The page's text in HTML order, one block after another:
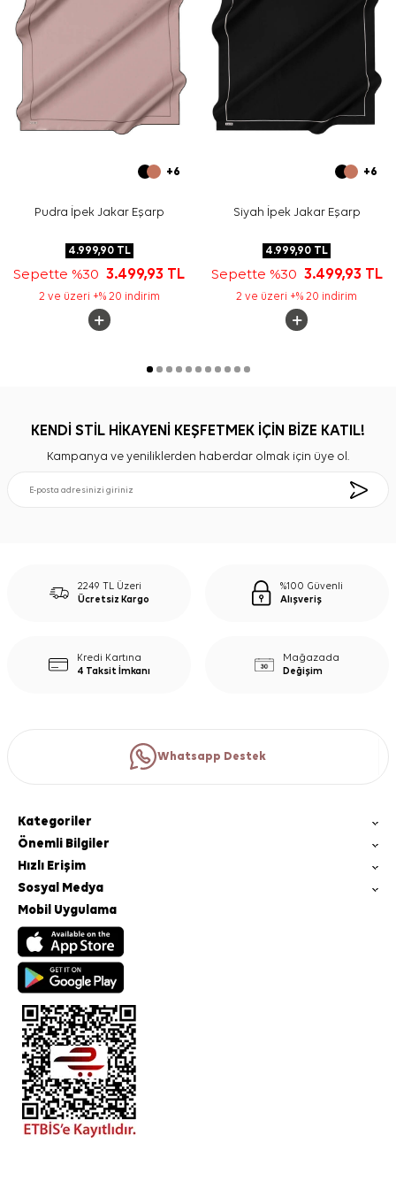
elde yıkamasında
Aker İpek Eşarp Şampuanı
kumaşa uygun nazik bakım yapabilirsiniz.
Sıkça Sorulan Sorular
Bej İpek Kare Çizgili Eşarp hangi ölçüdedir?
Bu eşarp hangi kumaştan üretilmiştir?
Deseni nasıl görünür?
İpek eşarp nasıl yıkanmalıdır?
+6
Pudra İpek Jakar Eşarp
4.999,90TL
Sepette %303.499,93 TL
2 ve üzeri +% 20 indirim
+6
Siyah İpek Jakar Eşarp
4.999,90 TL
Sepette %30 3.499,93 TL
2 ve üzeri +% 20 indirim
KENDİ STİL HİKAYENİ KEŞFETMEK İÇİN BİZE KATIL!
Kampanya ve yeniliklerden haberdar olmak için üye ol.
2249 TL Üzeri
Ücretsiz Kargo
%100 Güvenli
Alışveriş
Kredi Kartına
4 Taksit İmkanı
Mağazada
Değişim
Whatsapp Destek
Kategoriler
Önemli Bilgiler
Hızlı Erişim
Sosyal Medya
Mobil Uygulama